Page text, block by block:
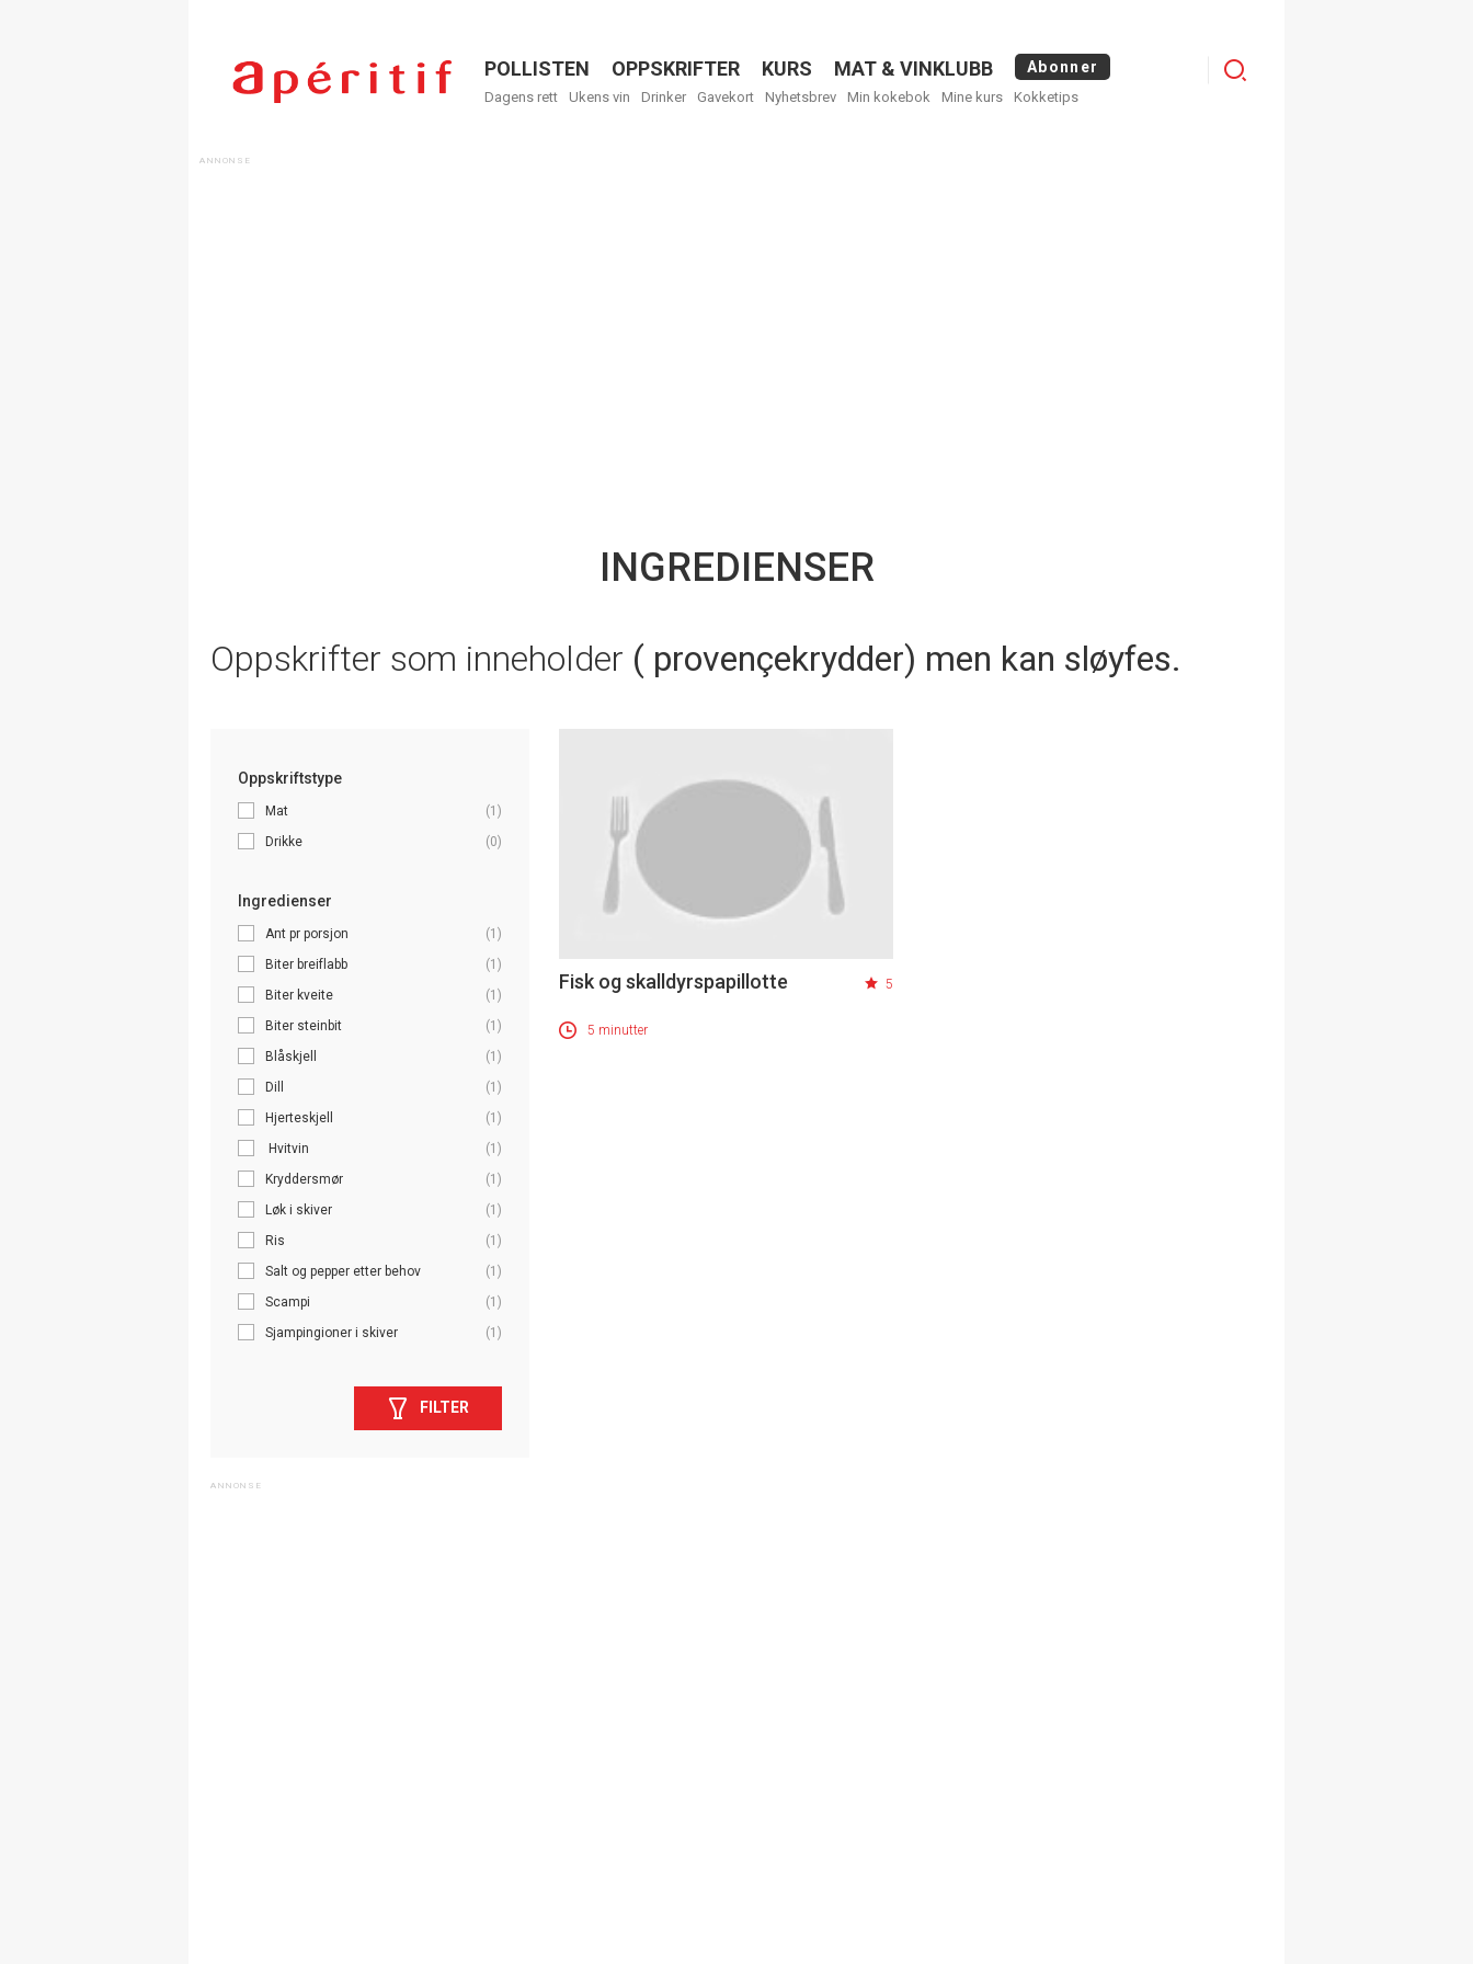
Menu
POLLISTEN OPPSKRIFTER KURS MAT & VINKLUBB Abonner
Dagens rett Ukens vin Drinker Gavekort Nyhetsbrev Min kokebok Mine kurs Kokketips
Logg
INGREDIENSER
Oppskrifter som inneholder ( provençekrydder) men kan sløyfes.
Oppskriftstype
Mat
(1)
Drikke
(0)
Ingredienser
Ant pr porsjon
(1)
Biter breiflabb
(1)
Biter kveite
(1)
Biter steinbit
(1)
Blåskjell
(1)
Dill
(1)
Hjerteskjell
(1)
Hvitvin
(1)
Kryddersmør
(1)
Løk i skiver
(1)
Ris
(1)
Salt og pepper etter behov
(1)
Scampi
(1)
Sjampingioner i skiver
(1)
FILTER
Fisk og skalldyrspapillotte 5
5 minutter